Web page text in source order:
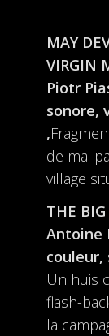
MAY
VIRGIN
Piotr
sonore,
,
de mai
village
THE BIG
Antoine
couleur,
Un huis
flash-
la